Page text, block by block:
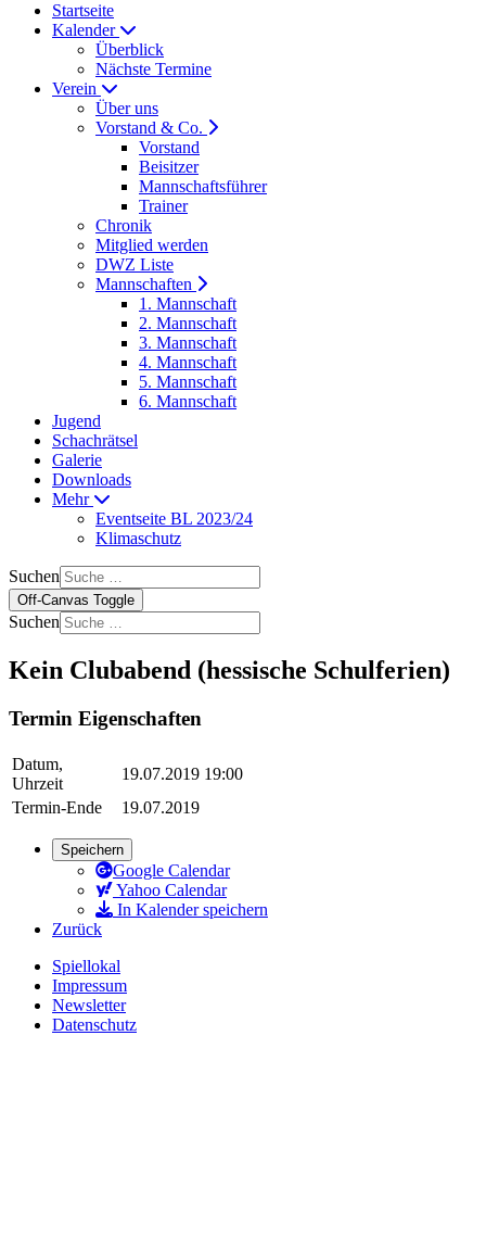
Startseite
Kalender
Überblick
Nächste Termine
Verein
Über uns
Vorstand & Co.
Vorstand
Beisitzer
Mannschaftsführer
Trainer
Chronik
Mitglied werden
DWZ Liste
Mannschaften
1. Mannschaft
2. Mannschaft
3. Mannschaft
4. Mannschaft
5. Mannschaft
6. Mannschaft
Jugend
Schachrätsel
Galerie
Downloads
Mehr
Eventseite BL 2023/24
Klimaschutz
Suchen
Off-Canvas Toggle
Suchen
Kein Clubabend (hessische Schulferien)
Termin Eigenschaften
Datum,
Uhrzeit
19.07.2019 19:00
Termin-Ende
19.07.2019
Speichern
Google Calendar
Yahoo Calendar
In Kalender speichern
Zurück
Spiellokal
Impressum
Newsletter
Datenschutz